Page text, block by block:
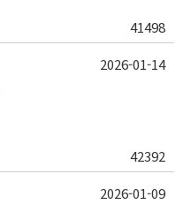
41498
42392
2026-01-14
2026-01-09